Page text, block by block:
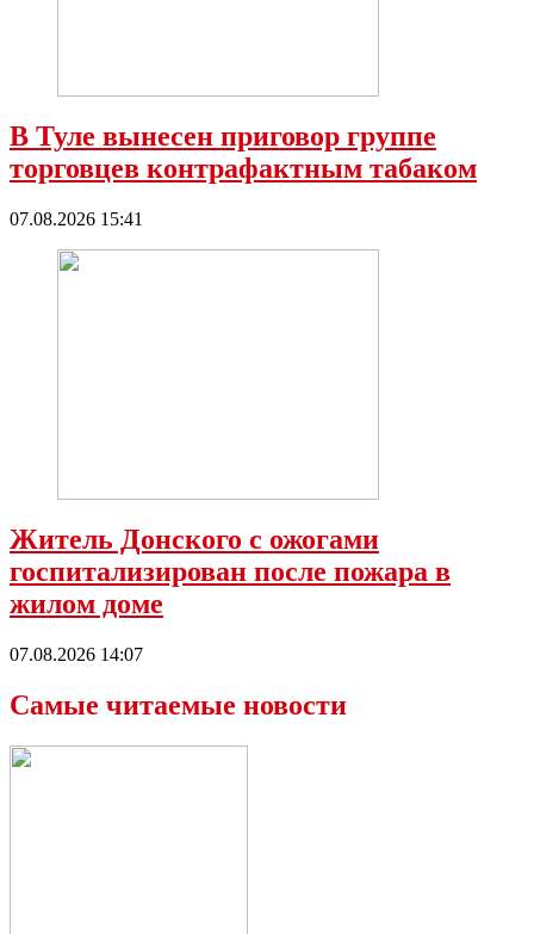
В Туле вынесен приговор группе
торговцев контрафактным табаком
07.08.2026 15:41
Житель Донского с ожогами
госпитализирован после пожара в
жилом доме
07.08.2026 14:07
Самые читаемые новости